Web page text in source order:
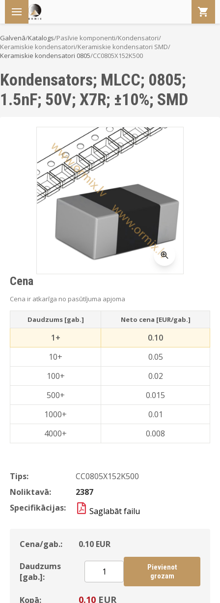
Galvenā/Katalogs/Pasīvie komponenti/Kondensatori/
Keramiskie kondensatori/Keramiskie kondensatori SMD/
Keramiskie kondensatori 0805/CC0805X152K500
Kondensators; MLCC; 0805;
1.5nF; 50V; X7R; ±10%; SMD
Tips:
CC0805X152K500
Noliktavā:
2387
Specifikācijas:
Saglabāt failu
Cena/gab.: 0.10 EUR
Daudzums
[gab.]:
Pievienot
grozam
Kopā: 0.10 EUR
Cena
Cena ir atkarīga no pasūtījuma apjoma
Daudzums [gab.] Neto cena [EUR/gab.]
1+
0.10
10+
0.05
100+
0.02
500+
0.015
1000+
0.01
4000+
0.008